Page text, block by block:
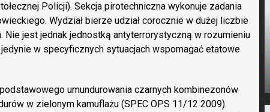
Policji). Sekcja pirotechniczna wykonuje zadania
Wydział bierze udział corocznie w dużej liczbie
jest jednak jednostką antyterrorystyczną w rozumieniu
w specyficznych sytuacjach wspomagać etatowe
umundurowania czarnych kombinezonów
w zielonym kamuflażu (SPEC OPS 11/12 2009).